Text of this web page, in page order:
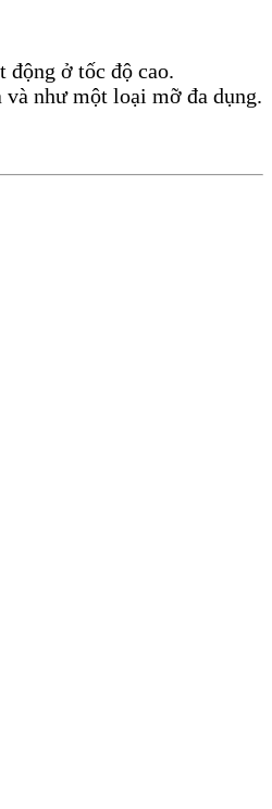
động ở tốc độ cao.
như một loại mỡ đa dụng.